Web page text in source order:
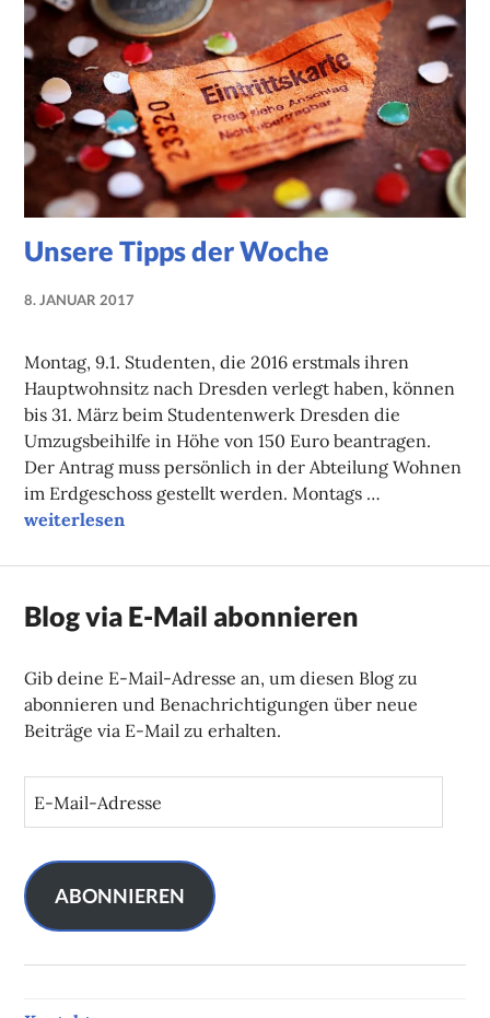
Unsere Tipps der Woche
8. JANUAR 2017
Montag, 9.1. Studenten, die 2016 erstmals ihren
Hauptwohnsitz nach Dresden verlegt haben, können
bis 31. März beim Studentenwerk Dresden die
Umzugsbeihilfe in Höhe von 150 Euro beantragen.
Der Antrag muss persönlich in der Abteilung Wohnen
im Erdgeschoss gestellt werden. Montags …
Unsere Tipps der Woche
weiterlesen
Blog via E-Mail abonnieren
Gib deine E-Mail-Adresse an, um diesen Blog zu
abonnieren und Benachrichtigungen über neue
Beiträge via E-Mail zu erhalten.
a
i
l
A
ABONNIEREN